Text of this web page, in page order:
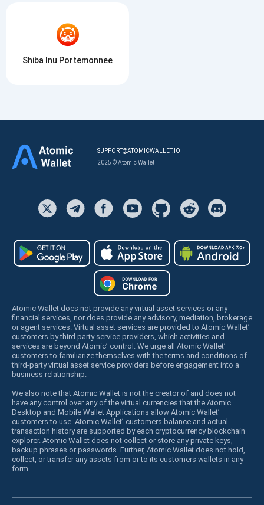
Shiba Inu Portemonnee
SUPPORT@ATOMICWALLET.IO
2025 © Atomic Wallet
Atomic Wallet does not provide any virtual asset services or any
financial services, nor does provide any advisory, mediation, brokerage
or agent services. Virtual asset services are provided to Atomic Wallet’
customers by third party service providers, which activities and
services are beyond Atomic’ control. We urge all Atomic Wallet’
customers to familiarize themselves with the terms and conditions of
third-party virtual asset service providers before engagement into a
business relationship.
We also note that Atomic Wallet is not the creator of and does not
have any control over any of the virtual currencies that the Atomic
Desktop and Mobile Wallet Applications allow Atomic Wallet’
customers to use. Atomic Wallet’ customers balance and actual
transaction history are supported by each cryptocurrency blockchain
explorer. Atomic Wallet does not collect or store any private keys,
backup phrases or passwords. Further, Atomic Wallet does not hold,
collect, or transfer any assets from or to its customers wallets in any
form.